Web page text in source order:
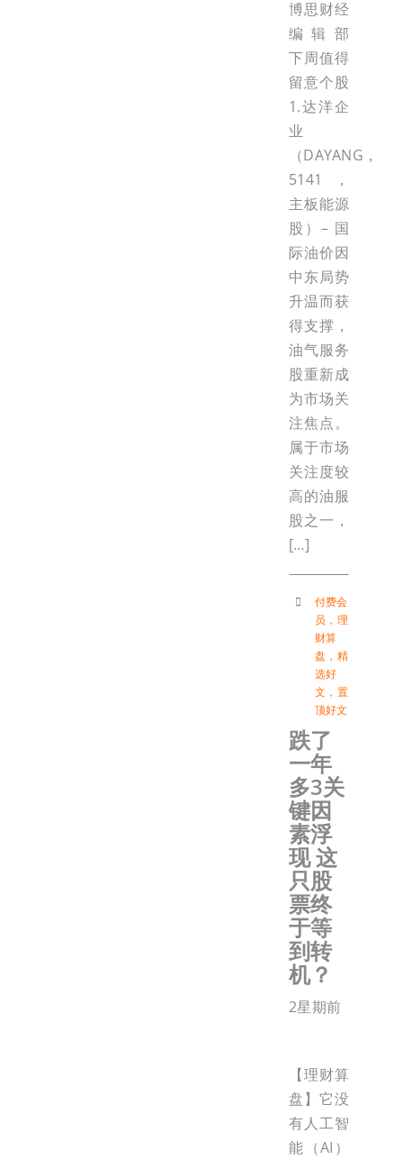
博思财经
编辑部
下周值得
留意个股
1.达洋企
业
（DAYANG，
5141，
主板能源
股）– 国
际油价因
中东局势
升温而获
得支撑，
油气服务
股重新成
为市场关
注焦点。
属于市场
关注度较
高的油服
股之一，
[…]
付费会
员 ， 理
财算
盘 ， 精
选好
文 ， 置
顶好文
跌了
一年
多3关
键因
素浮
现 这
只股
票终
于等
到转
机？
2星期前
【理财算
盘】它没
有人工智
能（AI）